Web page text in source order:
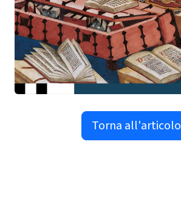
Torna all'articolo